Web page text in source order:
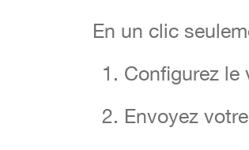
En un clic
Configurez le
Envoyez
En un clic
Configurez le
Envoyez